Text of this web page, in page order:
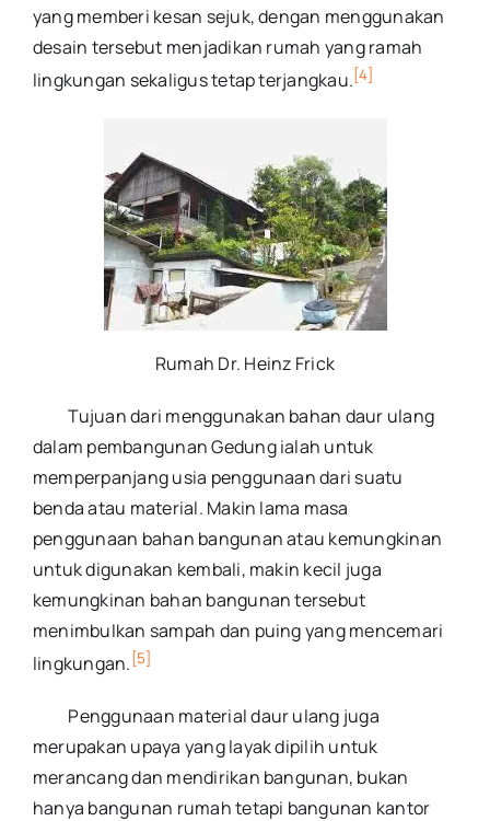
yang memberi kesan sejuk, dengan menggunakan
desain tersebut menjadikan rumah yang ramah
lingkungan sekaligus tetap terjangkau. [4]
Rumah Dr. Heinz Frick
Tujuan dari menggunakan bahan daur ulang
dalam pembangunan Gedung ialah untuk
memperpanjang usia penggunaan dari suatu
benda atau material. Makin lama masa
penggunaan bahan bangunan atau kemungkinan
untuk digunakan kembali, makin kecil juga
kemungkinan bahan bangunan tersebut
menimbulkan sampah dan puing yang mencemari
lingkungan. [5]
Penggunaan material daur ulang juga
merupakan upaya yang layak dipilih untuk
merancang dan mendirikan bangunan, bukan
hanya bangunan rumah tetapi bangunan kantor